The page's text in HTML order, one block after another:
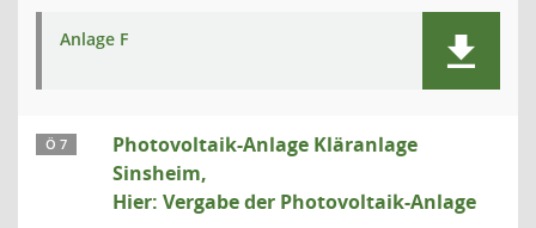
Anlage F
Ö 7
Photovoltaik-Anlage Kläranlage
Sinsheim,
Hier: Vergabe der Photovoltaik-Anlage